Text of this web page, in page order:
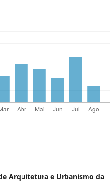
Arquitetura e Urbanismo da